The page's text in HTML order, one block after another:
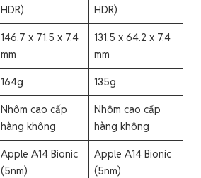
HDR)
HDR)
146.7 x 71.5 x 7.4
mm
131.5 x 64.2 x 7.4
mm
164g 135g
Nhôm cao cấp
hàng không
Nhôm cao cấp
hàng không
Apple A14 Bionic
(5nm)
Apple A14 Bionic
(5nm)